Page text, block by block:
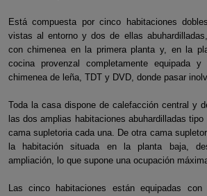
Está compuesta por cinco habitaciones
vistas al entorno y dos de ellas
con chimenea en la primera planta y, en la
cocina provenzal completamente equipada y
chimenea de leña, TDT y DVD, donde pasar
Toda la casa dispone de calefacción central y
las dos amplias habitaciones abuhardilladas
cama supletoria cada una. De otra cama
la habitación situada en la planta baja,
ampliación, lo que supone una ocupación
Las cinco habitaciones están equipadas